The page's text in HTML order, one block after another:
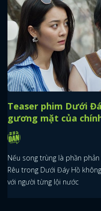
Teaser phim Dưới
gương mặt của
Nếu song trùng là phần
Rêu trong Dưới Đáy Hồ
với người từng lội nước